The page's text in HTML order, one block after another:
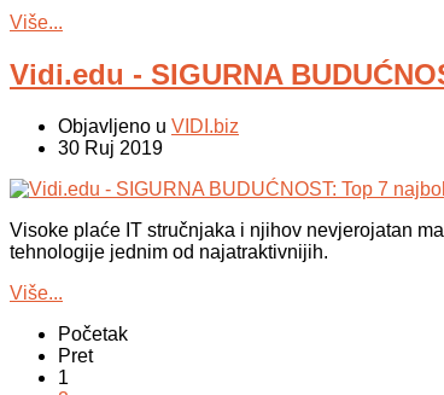
Više...
Vidi.edu - SIGURNA
Objavljeno u VIDI.biz
30 Ruj 2019
Visoke plaće IT stručnjaka i njihov nevjerojatan
tehnologije jednim od najatraktivnijih.
Više...
Početak
Pret
1